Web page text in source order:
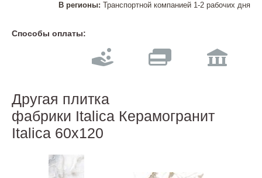
В регионы: Транспортной компанией 1-2 рабочих дня
Способы оплаты:
Другая плитка
фабрики Italica Керамогранит
Italica 60х120